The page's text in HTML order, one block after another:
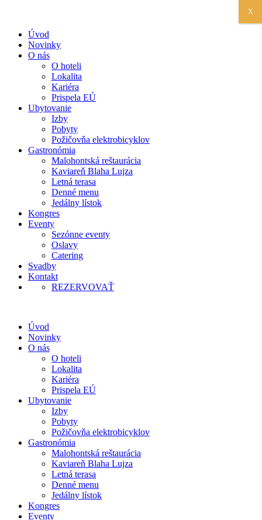
Úvod
Novinky
O nás
O hoteli
Lokalita
Kariéra
Prispela EÚ
Ubytovanie
Izby
Pobyty
Požičovňa elektrobicyklov
Gastronómia
Malohontská reštaurácia
Kaviareň Blaha Lujza
Letná terasa
Denné menu
Jedálny lístok
Kongres
Eventy
Sezónne eventy
Oslavy
Catering
Svadby
Kontakt
REZERVOVAŤ
Úvod
Novinky
O nás
O hoteli
Lokalita
Kariéra
Prispela EÚ
Ubytovanie
Izby
Pobyty
Požičovňa elektrobicyklov
Gastronómia
Malohontská reštaurácia
Kaviareň Blaha Lujza
Letná terasa
Denné menu
Jedálny lístok
Kongres
Eventy
X